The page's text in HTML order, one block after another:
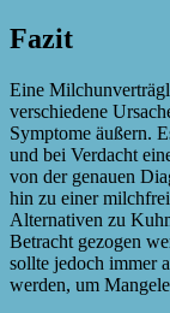
Fazit
Eine
verschiedene
Symptome äußern.
und bei Verdacht
von der genauen
hin zu einer
Alternativen zu
Betracht gezogen
sollte jedoch immer
werden, um